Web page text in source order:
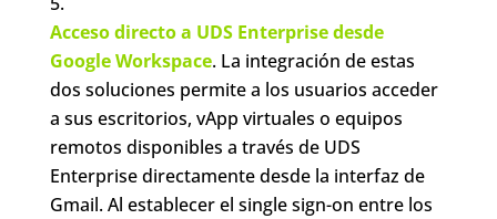
Acceso directo a UDS Enterprise desde
Google Workspace. La integración de estas
dos soluciones permite a los usuarios acceder
a sus escritorios, vApp virtuales o equipos
remotos disponibles a través de UDS
Enterprise directamente desde la interfaz de
Gmail. Al establecer el single sign-on entre los